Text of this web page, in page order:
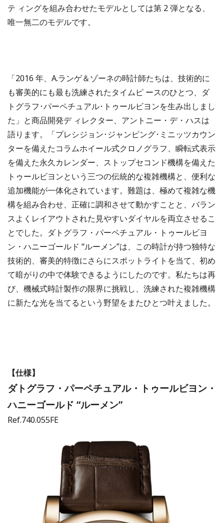
テ ィングを組み合わせたモデルとしては第 2 弾となる、
唯一無二のモデルです。
「2016 年、A.ランゲ＆ゾーネの時計師たちは、技術的に
も審美的にも最も洗練されたタイムピ ースのひとつ、ダ
トグラフ･パーペチュアル･トゥールビヨンを生み出しまし
た」と商品開発デ ィレクター、アントニー・デ・ハスは
語ります。「プレシジョン･ジャンピング･ミニッツカウン
ターを備えたコラムホイール式クロノグラフ、瞬転式表示
を備えた永久カレンダー、ストップセコンド機構を備えた
トゥールビヨンという三つの伝統的な複雑機構と、便利な
追加機能が一体化されています。難題は、極めて複雑な機
構を組み合わせ、正確に調和させて動かすことと、バラン
スよくレイアウトされた見やすいダイヤルを両立させるこ
とでした。ダトグラフ・パーペチュアル・トゥールビヨ
ン・ハニーゴールド “ルーメン”は、この時計が持つ独特な
技術的、審美的特徴にさらにスポットライトを当て、初め
て暗がりの中で体験できるようにしたのです。私たちは再
び、機械式時計製作の限界に挑戦し、洗練された複雑機構
に新たな光を当てるという野望をまたひとつ叶えました。
【仕様】
ダトグラフ・パーペチュアル・トゥールビヨン・
ハニーゴールド “ルーメン”
Ref.740.055FE